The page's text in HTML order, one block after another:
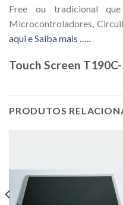
Free ou tradicional que
Microcontroladores,
aqui e Saiba mais …..
Touch Screen
PRODUTOS